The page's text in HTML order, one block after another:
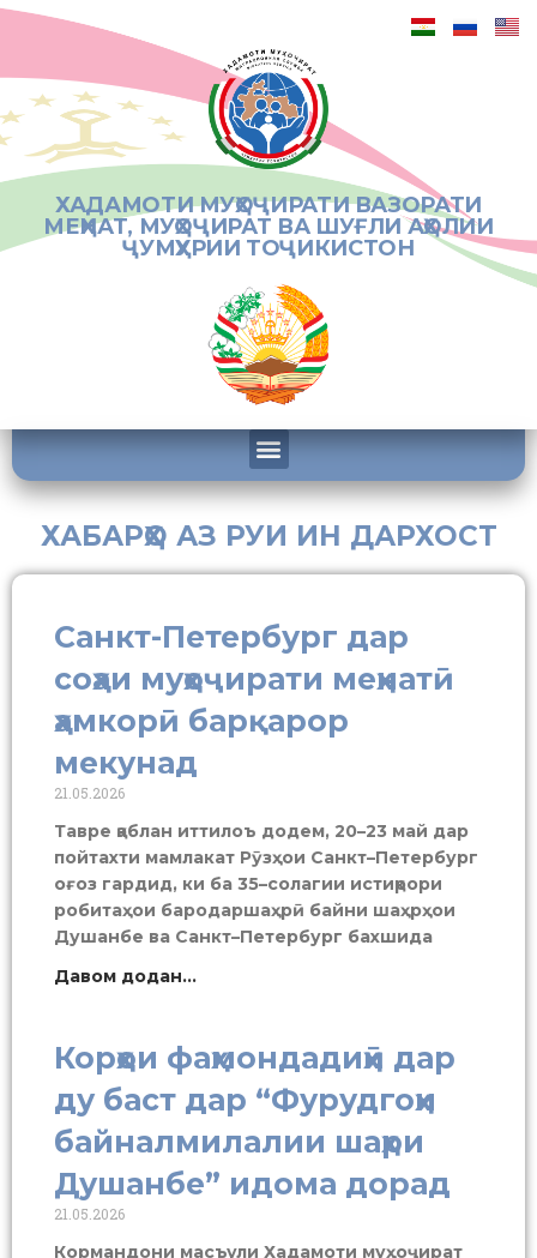
ХАДАМОТИ МУҲОҶИРАТИ ВАЗОРАТИ
МЕҲНАТ, МУҲОҶИРАТ ВА ШУҒЛИ АҲОЛИИ
ҶУМҲУРИИ ТОҶИКИСТОН
ХАБАРҲО АЗ РУИ ИН ДАРХОСТ
Санкт-Петербург дар
соҳаи муҳоҷирати меҳнатӣ
ҳамкорӣ барқарор
мекунад
21.05.2026
Тавре қаблан иттилоъ додем, 20–23 май дар
пойтахти мамлакат Рӯзҳои Санкт–Петербург
оғоз гардид, ки ба 35–солагии истиқрори
робитаҳои бародаршаҳрӣ байни шаҳрҳои
Душанбе ва Санкт–Петербург бахшида
Давом додан...
Корҳои фаҳмондадиҳӣ дар
ду баст дар “Фурудгоҳи
байналмилалии шаҳри
Душанбе” идома дорад
21.05.2026
Кормандони масъули Хадамоти муҳоҷират